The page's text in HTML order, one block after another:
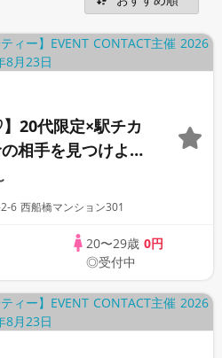
20代限定×駅チカ
相手を見つけよう
6 西船橋マンション301
20〜29歳 0円
◎受付中